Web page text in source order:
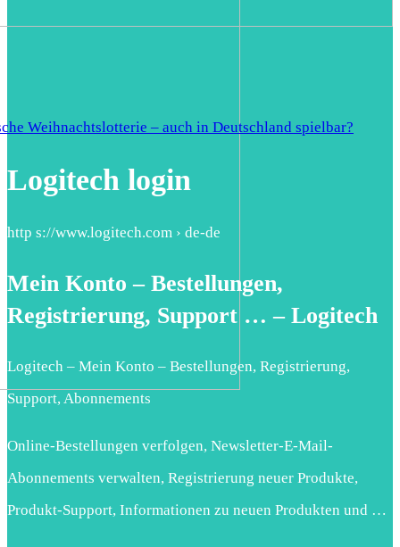
Weihnachtslotterie – auch in Deutschland spielbar?
Logitech login
http s://www.logitech.com › de-de
Mein Konto – Bestellungen,
Registrierung, Support … – Logitech
Logitech – Mein Konto – Bestellungen, Registrierung,
Support, Abonnements
Online-Bestellungen verfolgen, Newsletter-E-Mail-
Abonnements verwalten, Registrierung neuer Produkte,
Produkt-Support, Informationen zu neuen Produkten und …